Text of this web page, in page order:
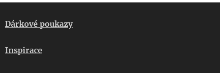
Dárkové poukazy
Inspirace